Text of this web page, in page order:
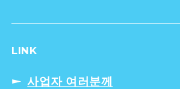
LINK
사업자 여러분께